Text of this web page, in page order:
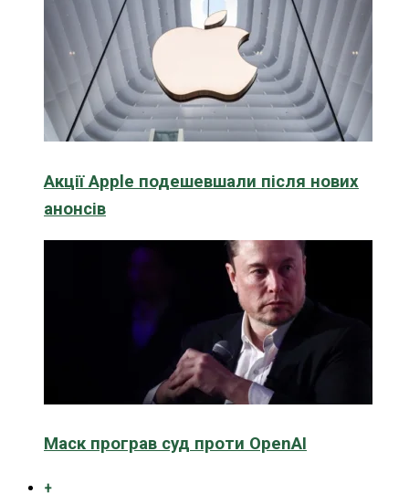
Акції Apple подешевшали після нових
анонсів
Маск програв суд проти OpenAI
+